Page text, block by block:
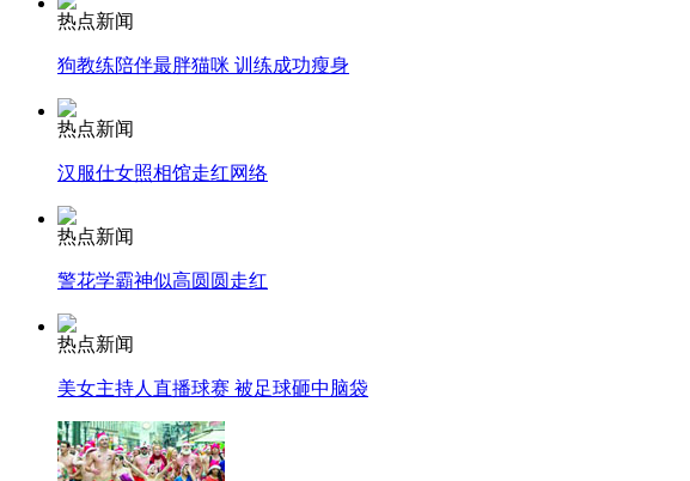
走！跟着总书记去植树
消防员救轻生者
纽约上演“枕头大战”
司机酒驾遇交警 急速倒车逃窜
热点新闻
狗教练陪伴最胖猫咪 训练成功瘦身
热点新闻
汉服仕女照相馆走红网络
热点新闻
警花学霸神似高圆圆走红
热点新闻
美女主持人直播球赛 被足球砸中脑袋